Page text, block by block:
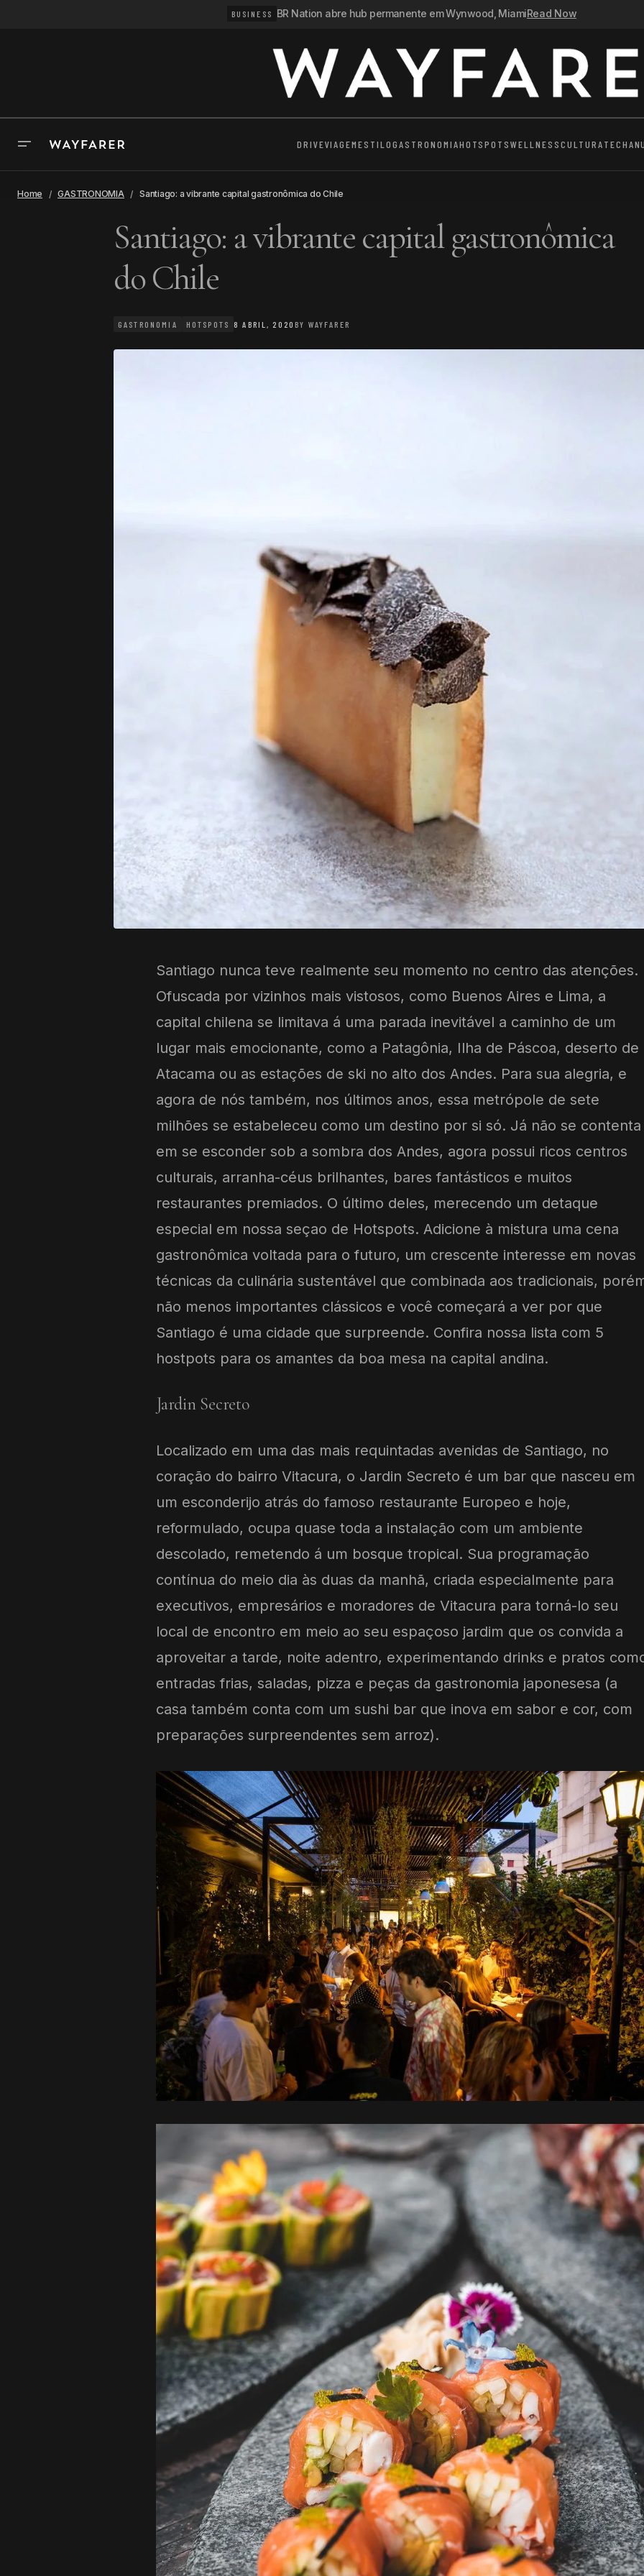
BUSINESS BR Nation abre hub permanente em Wynwood, MiamiRead Now
DRIVEVIAGEMESTILOGASTRONOMIAHOTSPOTSWELLNESSCULTURATECH
Home GASTRONOMIA Santiago: a vibrante capital gastronômica do Chile
Santiago: a vibrante capital gastronômica
do Chile
GASTRONOMIA HOTSPOTS 8 ABRIL, 2020BY WAYFARER
Santiago nunca teve realmente seu momento no centro das atenções.
Ofuscada por vizinhos mais vistosos, como Buenos Aires e Lima, a
capital chilena se limitava á uma parada inevitável a caminho de um
lugar mais emocionante, como a Patagônia, Ilha de Páscoa, deserto de
Atacama ou as estações de ski no alto dos Andes. Para sua alegria, e
agora de nós também, nos últimos anos, essa metrópole de sete
milhões se estabeleceu como um destino por si só. Já não se contenta
em se esconder sob a sombra dos Andes, agora possui ricos centros
culturais, arranha-céus brilhantes, bares fantásticos e muitos
restaurantes premiados. O último deles, merecendo um detaque
especial em nossa seçao de Hotspots. Adicione à mistura uma cena
gastronômica voltada para o futuro, um crescente interesse em novas
técnicas da culinária sustentável que combinada aos tradicionais,
não menos importantes clássicos e você começará a ver por que
Santiago é uma cidade que surpreende. Confira nossa lista com 5
hostpots para os amantes da boa mesa na capital andina.
Jardin Secreto
Localizado em uma das mais requintadas avenidas de Santiago, no
coração do bairro Vitacura, o Jardin Secreto é um bar que nasceu em
um esconderijo atrás do famoso restaurante Europeo e hoje,
reformulado, ocupa quase toda a instalação com um ambiente
descolado, remetendo á um bosque tropical. Sua programação
contínua do meio dia às duas da manhã, criada especialmente para
executivos, empresários e moradores de Vitacura para torná-lo seu
local de encontro em meio ao seu espaçoso jardim que os convida a
aproveitar a tarde, noite adentro, experimentando drinks e pratos
entradas frias, saladas, pizza e peças da gastronomia japonesesa (a
casa também conta com um sushi bar que inova em sabor e cor, com
preparações surpreendentes sem arroz).